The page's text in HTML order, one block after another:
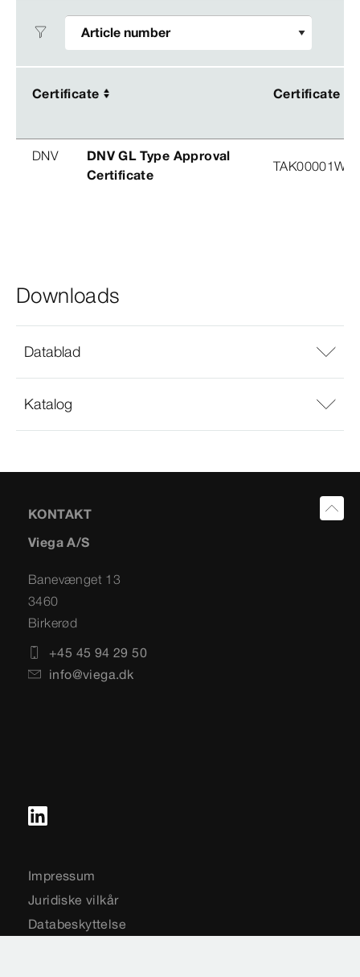
Certificate Certificate
Certificate Certificate
DNV
DNV GL Type Approval
Certificate
TAK00001W8
Downloads
Datablad
Katalog
KONTAKT
Viega A/S
Banevænget 13
3460
Birkerød
+45 45 94 29 50
info@viega.dk
Impressum
Juridiske vilkår
Databeskyttelse